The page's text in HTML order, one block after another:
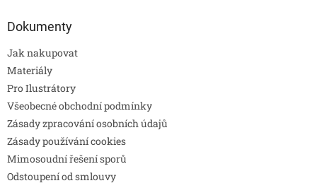
Dokumenty
Jak nakupovat
Materiály
Pro Ilustrátory
Všeobecné obchodní podmínky
Zásady zpracování osobních údajů
Zásady používání cookies
Mimosoudní řešení sporů
Odstoupení od smlouvy